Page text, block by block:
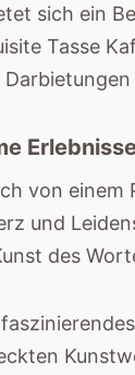
sich ein
Tasse
von
und
des